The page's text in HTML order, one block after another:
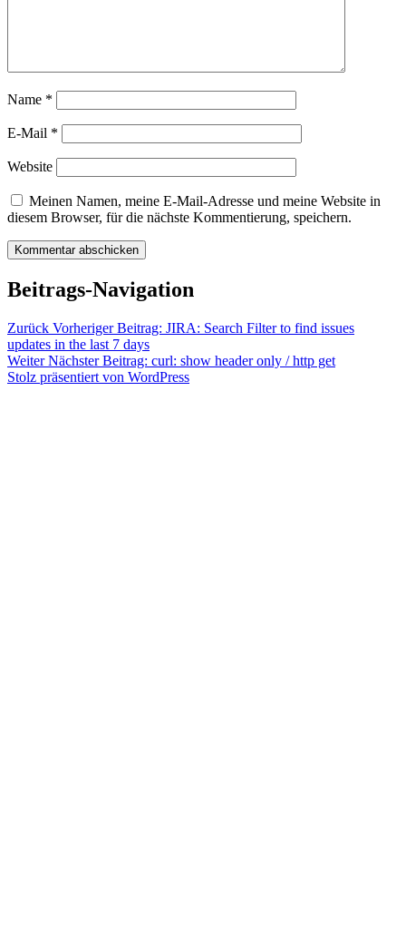
Name *
E-Mail *
Website
Meinen Namen, meine E-Mail-Adresse und meine Website in
diesem Browser, für die nächste Kommentierung, speichern.
Beitrags-Navigation
Zurück Vorheriger Beitrag: JIRA: Search Filter to find issues
updates in the last 7 days
Weiter Nächster Beitrag: curl: show header only / http get
Stolz präsentiert von WordPress